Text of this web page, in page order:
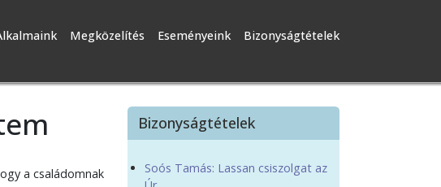
Megközelítés Eseményeink Bizonyságtételek
a családomnak
Bizonyságtételek
Soós Tamás: Lassan csiszolgat az